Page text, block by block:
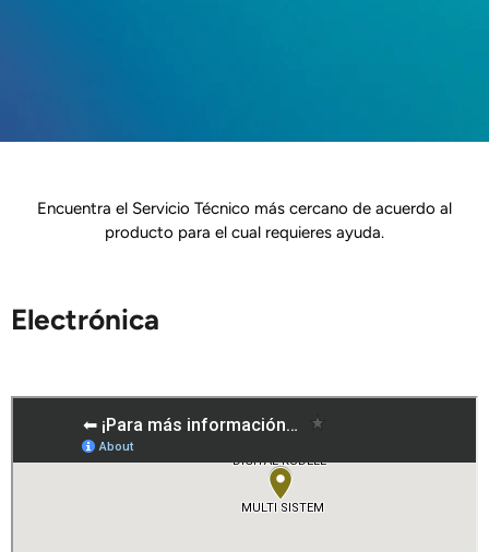
Encuentra el Servicio Técnico más cercano de acuerdo al
producto para el cual requieres ayuda.
Electrónica